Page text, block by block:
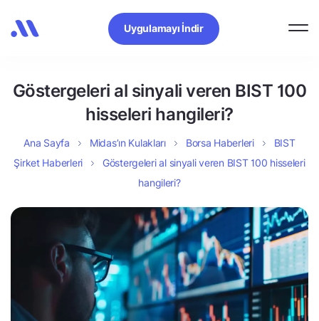
Uygulamayı İndir
Göstergeleri al sinyali veren BIST 100
hisseleri hangileri?
Ana Sayfa Midas’ın Kulakları Borsa Haberleri
BIST
Şirket Haberleri
Göstergeleri al sinyali veren BIST 100 hisseleri
hangileri?